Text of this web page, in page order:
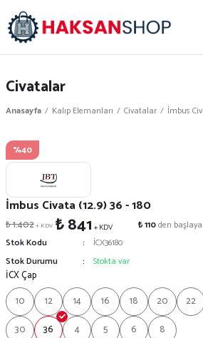
Civatalar
Anasayfa Kalıp Elemanları Civatalar İmbus
%40
İmbus Civata (12.9) 36 - 180
₺ 1.402+ KDV ₺ 841 + KDV ₺ 110den
Stok Kodu
İCX36180
Stok Durumu
Stokta var
İCX Çap
10
12 14 16 18 20 22
30
36 4 5 6
8